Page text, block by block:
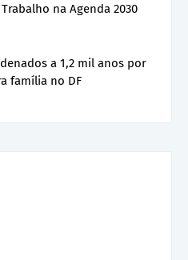
na Agenda 2030
a 1,2 mil anos por
família no DF